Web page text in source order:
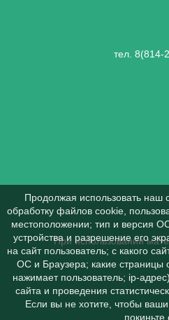
тел. 8(814-
При использовании
Продолжая использовать наш
обработку файлов cookie,
местоположении; тип и версия
устройства и разрешение его
на сайт пользователь; с какого
ОС и Браузера; какие страницы
нажимает пользователь; ip-
сайта и проведения
Если вы не хотите, чтобы
покиньте